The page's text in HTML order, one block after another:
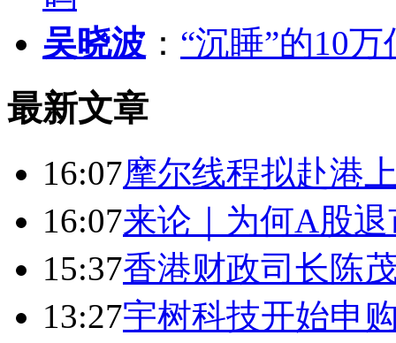
吴晓波 ： “沉睡”的10
最新文章
16:07摩尔线程拟赴港
16:07来论｜为何A股
15:37香港财政司长陈
13:27宇树科技开始申